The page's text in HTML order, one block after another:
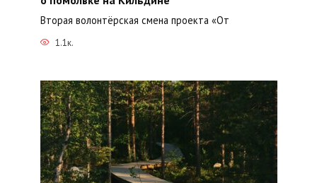
Вторая волонтёрская смена проекта «От
1.1к.